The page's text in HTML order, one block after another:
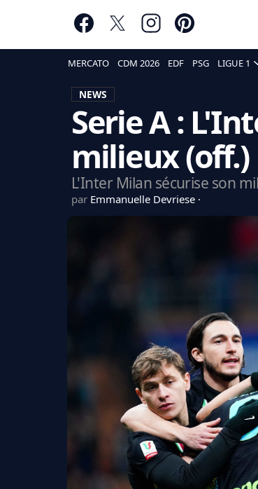
MERCATO CDM 2026 EDF PSG LIGUE 1
NEWS
Serie A :
milieux (off.)
L'Inter Milan sécurise son
par Emmanuelle Devriese